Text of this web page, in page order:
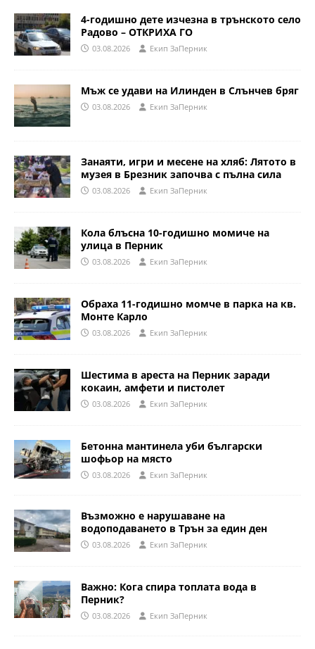
4-годишно дете изчезна в трънското село
Радово – ОТКРИХА ГО
03.08.2026 Eкип ЗаПерник
Мъж се удави на Илинден в Слънчев бряг
03.08.2026 Eкип ЗаПерник
Занаяти, игри и месене на хляб: Лятото в
музея в Брезник започва с пълна сила
03.08.2026 Eкип ЗаПерник
Кола блъсна 10-годишно момиче на
улица в Перник
03.08.2026 Eкип ЗаПерник
Обраха 11-годишно момче в парка на кв.
Монте Карло
03.08.2026 Eкип ЗаПерник
Шестима в ареста на Перник заради
кокаин, амфети и пистолет
03.08.2026 Eкип ЗаПерник
Бетонна мантинела уби български
шофьор на място
03.08.2026 Eкип ЗаПерник
Възможно е нарушаване на
водоподаването в Трън за един ден
03.08.2026 Eкип ЗаПерник
Важно: Кога спира топлата вода в
Перник?
03.08.2026 Eкип ЗаПерник